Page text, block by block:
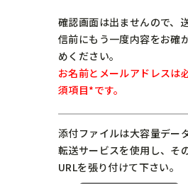
確認画面は出ませんので、
信前にもう一度内容をお確
めください。
お名前とメールアドレスは
須項目*です。
添付ファイルは大容量デー
転送サービスを使用し、そ
URLを張り付けて下さい。